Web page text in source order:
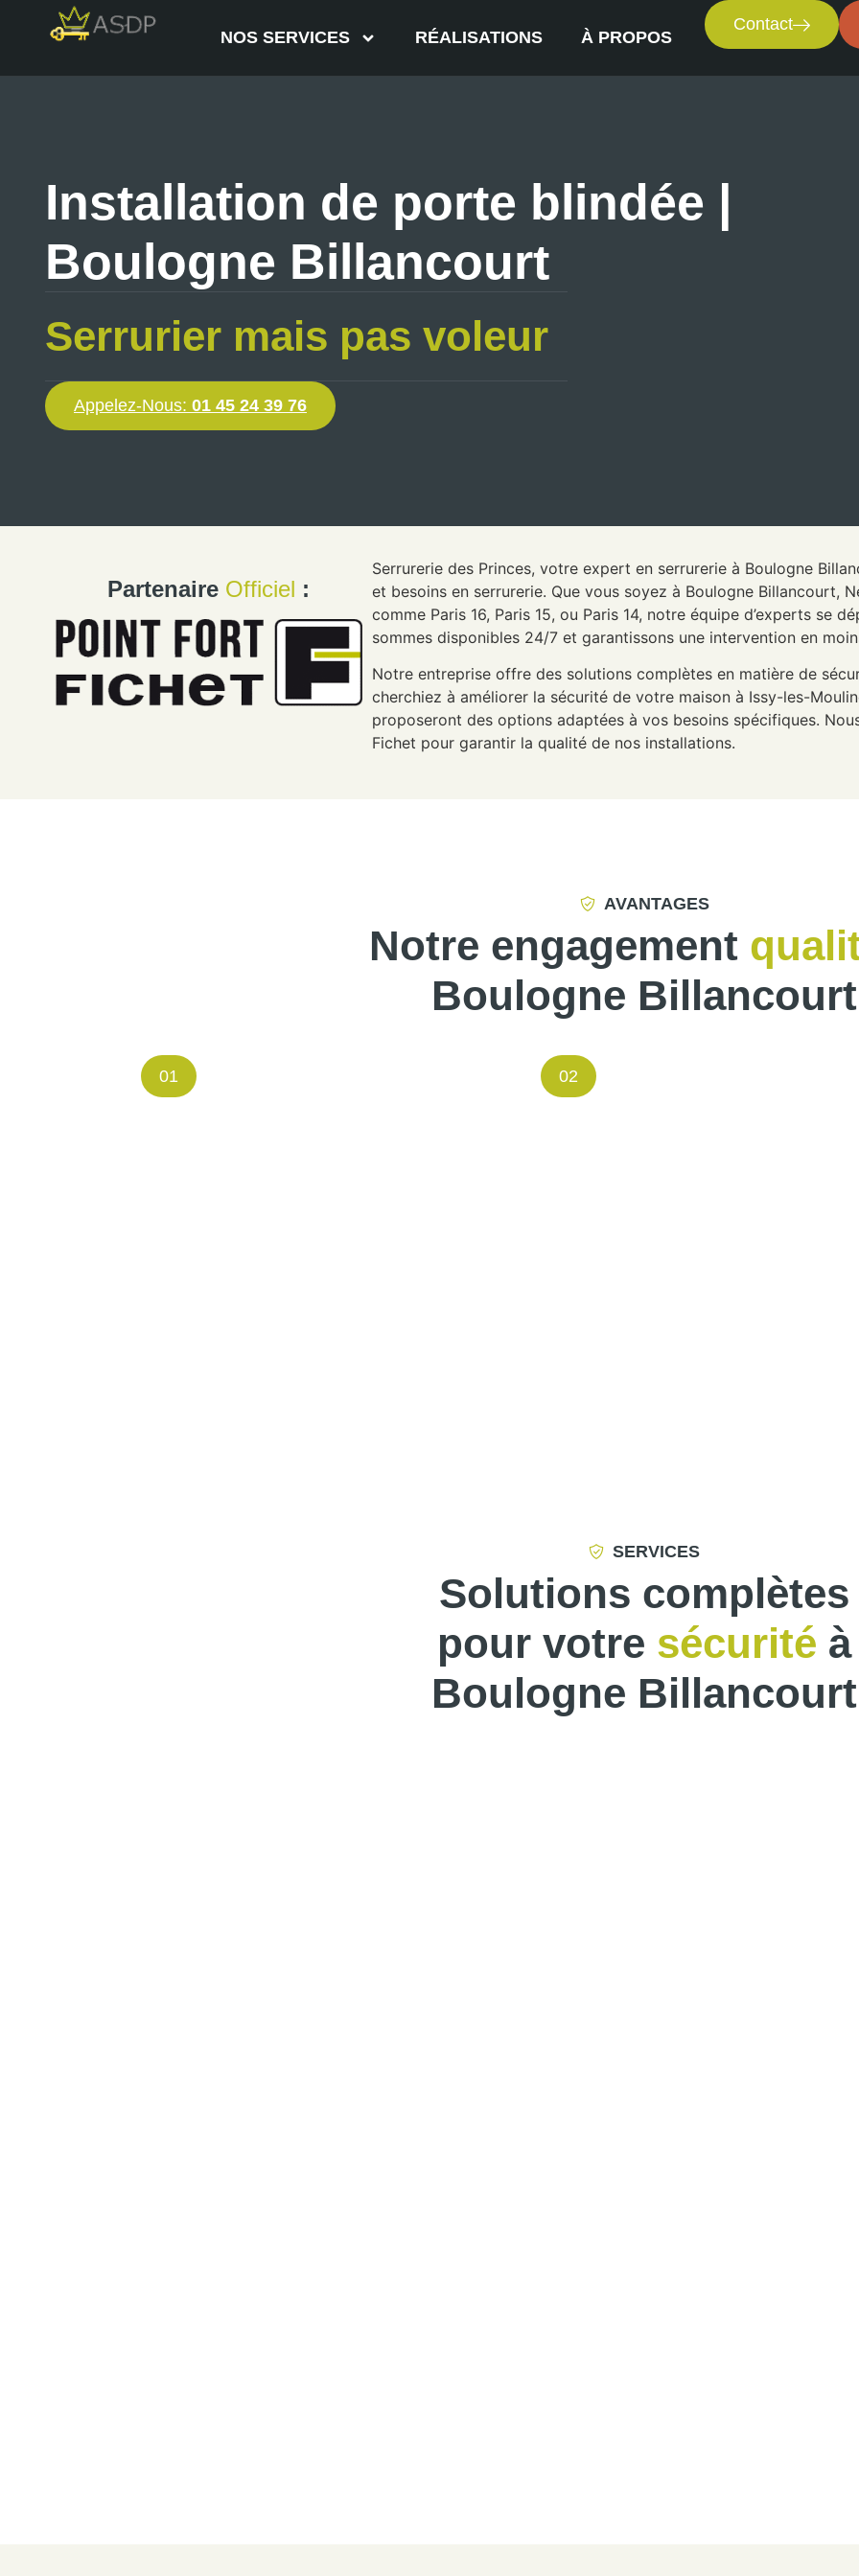
Contact
NOS SERVICES RÉALISATIONS À PROPOS
Installation de porte blindée |
Boulogne Billancourt
Serrurier mais pas voleur
Appelez-Nous: 01 45 24 39 76
Partenaire Officiel :
Serrurerie des Princes, votre expert en serrurerie à Boulogne
et besoins en serrurerie. Que vous soyez à Boulogne Billancourt,
comme Paris 16, Paris 15, ou Paris 14, notre équipe d’experts se
sommes disponibles 24/7 et garantissons une intervention en
Notre entreprise offre des solutions complètes en matière de
cherchiez à améliorer la sécurité de votre maison à Issy-les-
proposeront des options adaptées à vos besoins spécifiques.
Fichet pour garantir la qualité de nos installations.
AVANTAGES
Notre engagement
Boulogne Billancourt
01 02
SERVICES
Solutions complètes
pour votre sécurité à
Boulogne Billancourt